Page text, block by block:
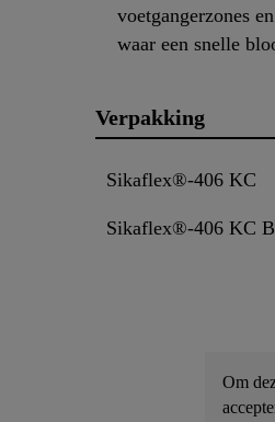
voetgangerzones
waar een snelle
Verpakking
Sikaflex®-406 KC
Sikaflex®-406 KC
Om